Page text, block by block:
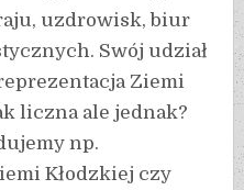
uzdrowisk, biur
Swój udział
Ziemi
liczna ale jednak?
np.
Kłodzkiej czy